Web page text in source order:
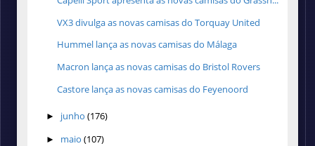
VX3 divulga as novas camisas do Torquay United
Hummel lança as novas camisas do Málaga
Macron lança as novas camisas do Bristol Rovers
Castore lança as novas camisas do Feyenoord
► junho (176)
► maio (107)